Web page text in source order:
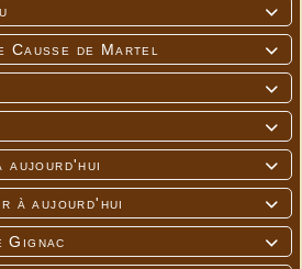


de Martel



aujourd'hui

à aujourd'hui

Gignac